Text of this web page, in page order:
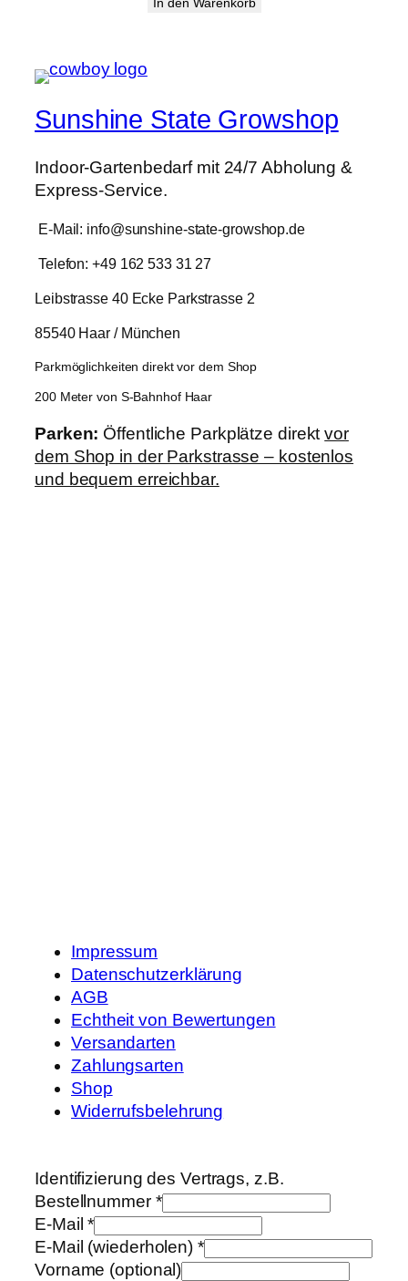
In den Warenkorb
Sunshine State Growshop
Indoor-Gartenbedarf mit 24/7 Abholung &
Express-Service.
E-Mail: info@sunshine-state-growshop.de
Telefon: +49 162 533 31 27
Leibstrasse 40 Ecke Parkstrasse 2
85540 Haar / München
Parkmöglichkeiten direkt vor dem Shop
200 Meter von S-Bahnhof Haar
Parken: Öffentliche Parkplätze direktvor
dem Shop in der Parkstrasse – kostenlos
und bequem erreichbar.
Impressum
Datenschutzerklärung
AGB
Echtheit von Bewertungen
Versandarten
Zahlungsarten
Shop
Widerrufsbelehrung
Identifizierung des Vertrags, z.B.
Bestellnummer *
E-Mail*
E-Mail (wiederholen) *
Vorname (optional)